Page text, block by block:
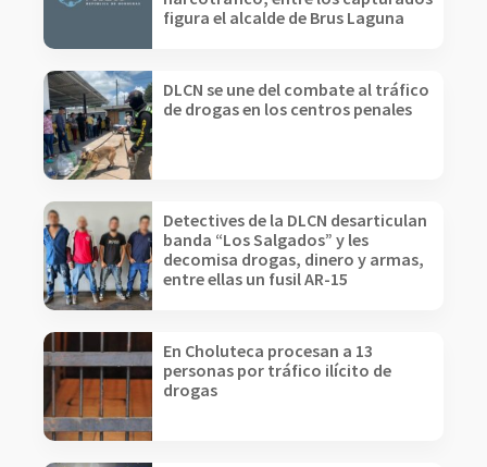
figura el alcalde de Brus Laguna
DLCN se une del combate al tráfico
de drogas en los centros penales
Detectives de la DLCN desarticulan
banda “Los Salgados” y les
decomisa drogas, dinero y armas,
entre ellas un fusil AR-15
En Choluteca procesan a 13
personas por tráfico ilícito de
drogas